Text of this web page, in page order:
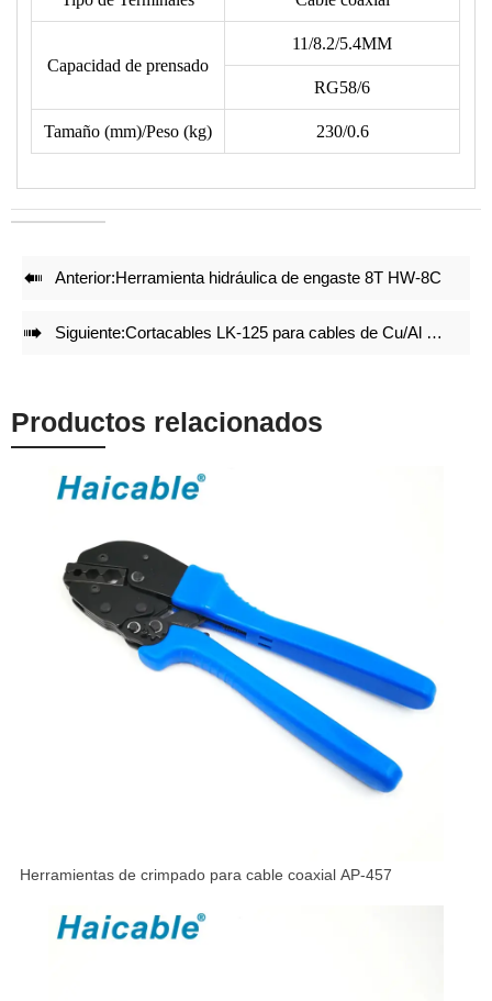
Capacidad de prensado
11/8.2/5.4MM
RG58/6
Tamaño (mm)/Peso (kg) 230/0.6
• El siguiente formato no incluye los terminales, consulte el
tipo de terminal en nuestro dibujo de matrices.
• Reduce un 50% la energía al crimpar.
• Juegos de matrices de crimpado precisos y bloqueo integral
con mecanismo de auto liberación garantizan un efecto de
crimpado de alta calidad incluso después de repetidos
crimpados.
• Ajuste preciso antes de la entrega de fábrica.
crimpado.
 Anterior:Herramienta hidráulica de engaste 8T HW-8C
 Siguiente:Cortacables LK-125 para cables de Cu/Al de hasta 100mm²
Productos relacionados
Herramientas de crimpado para cable coaxial AP-457